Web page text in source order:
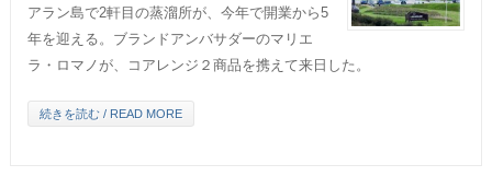
アラン島で2軒目の蒸溜所が、今年で開業から5
年を迎える。ブランドアンバサダーのマリエ
ラ・ロマノが、コアレンジ２商品を携えて来日した。
続きを読む / READ MORE